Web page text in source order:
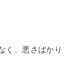
く、悪さばかり